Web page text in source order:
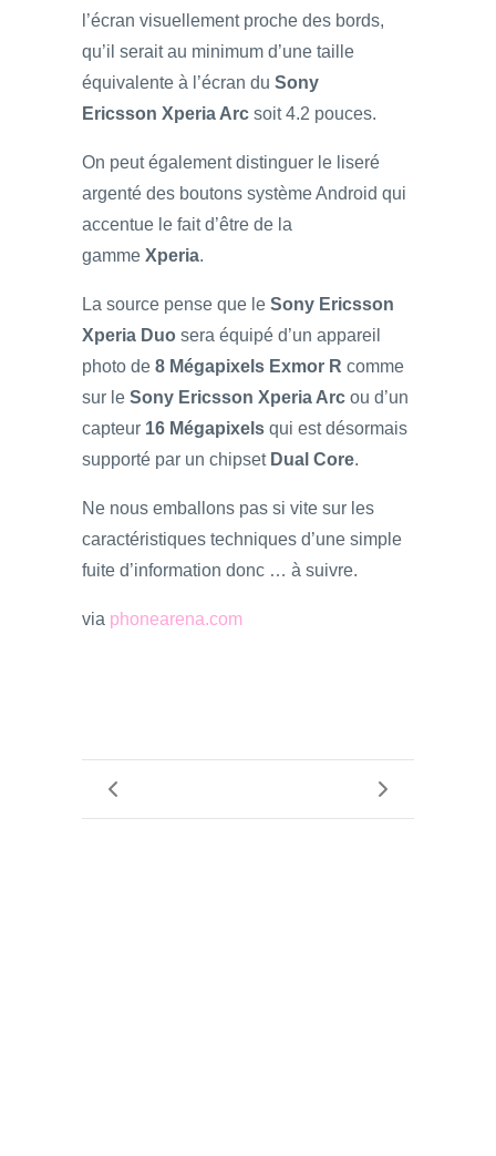
l’écran visuellement proche des bords,
qu’il serait au minimum d’une taille
équivalente à l’écran du Sony
Ericsson Xperia Arc soit 4.2 pouces.
On peut également distinguer le liseré
argenté des boutons système Android qui
accentue le fait d’être de la
gamme Xperia.
La source pense que le Sony Ericsson
Xperia Duo sera équipé d’un appareil
photo de 8 Mégapixels Exmor R comme
sur le Sony Ericsson Xperia Arc ou d’un
capteur 16 Mégapixels qui est désormais
supporté par un chipset Dual Core.
Ne nous emballons pas si vite sur les
caractéristiques techniques d’une simple
fuite d’information donc … à suivre.
via phonearena.com